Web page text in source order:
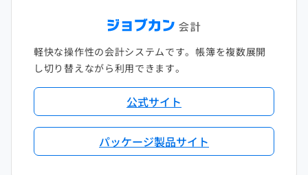
軽快な操作性の会計システムです。帳簿を複数展開
し切り替えながら利用できます。
公式サイト
パッケージ製品サイト